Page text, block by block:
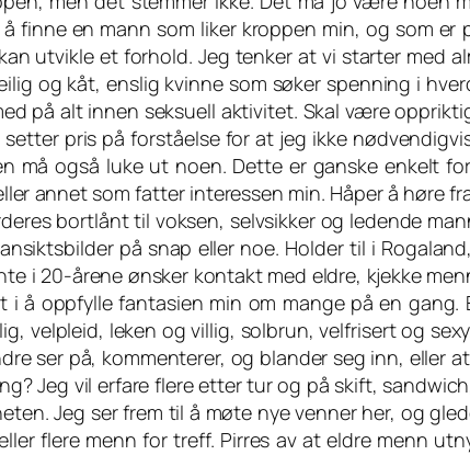
finne en mann som liker kroppen min, og som er
utvikle et forhold. Jeg tenker at vi starter med
og kåt, enslig kvinne som søker spenning i
på alt innen seksuell aktivitet. Skal være
pris på forståelse for at jeg ikke
må også luke ut noen. Dette er ganske enkelt
annet som fatter interessen min. Håper å høre
bortlånt til voksen, selvsikker og ledende
på snap eller noe. Holder til i
i 20-årene ønsker kontakt med eldre, kjekke
i å oppfylle fantasien min om mange på en gang.
velpleid, leken og villig, solbrun, velfrisert og
ser på, kommenterer, og blander seg inn, eller
Jeg vil erfare flere etter tur og på skift,
Jeg ser frem til å møte nye venner her, og
flere menn for treff. Pirres av at eldre menn